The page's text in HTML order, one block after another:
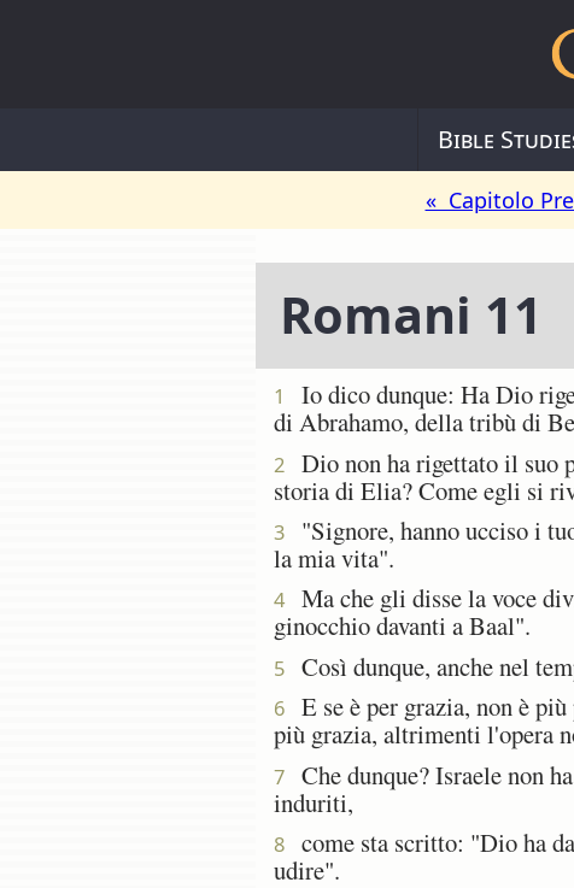
Bible
« Capitolo
Romani 11
1
Io dico dunque: Ha Dio
di Abrahamo, della tribù di
2
Dio non ha rigettato il suo
storia di Elia? Come egli si
3
"Signore, hanno ucciso i
la mia vita".
4
Ma che gli disse la voce
ginocchio davanti a Baal".
5 Così dunque, anche nel
6
E se è per grazia, non è
più grazia, altrimenti l'opera
7
Che dunque? Israele non
induriti,
8
come sta scritto: "Dio ha
udire".